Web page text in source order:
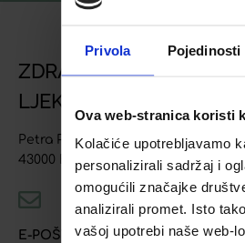
Privola Pojedinosti
Ova web-stranica koristi
Kolačiće upotrebljavamo
personalizirali sadržaj i
omogućili značajke
analizirali promet. Isto
vašoj upotrebi naše web-
ZDRAVSTVENA
LJEKARNA BJELOVAR
Petra Preradovića 4
43000 Bjelovar
E-POŠTA